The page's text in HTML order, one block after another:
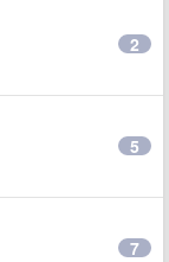
2
5
7